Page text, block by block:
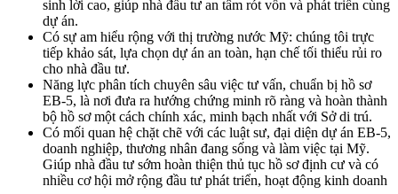
sinh lời cao, giúp nhà đầu tư an tâm rót vốn và phát triển cùng
dự án.
Có sự am hiểu rộng với thị trường nước Mỹ: chúng tôi trực
tiếp khảo sát, lựa chọn dự án an toàn, hạn chế tối thiểu rủi ro
cho nhà đầu tư.
Năng lực phân tích chuyên sâu việc tư vấn, chuẩn bị hồ sơ
EB-5, là nơi đưa ra hướng chứng minh rõ ràng và hoàn thành
bộ hồ sơ một cách chính xác, minh bạch nhất với Sở di trú.
Có mối quan hệ chặt chẽ với các luật sư, đại diện dự án EB-5,
doanh nghiệp, thương nhân đang sống và làm việc tại Mỹ.
Giúp nhà đầu tư sớm hoàn thiện thủ tục hồ sơ định cư và có
nhiều cơ hội mở rộng đầu tư phát triển, hoạt động kinh doanh